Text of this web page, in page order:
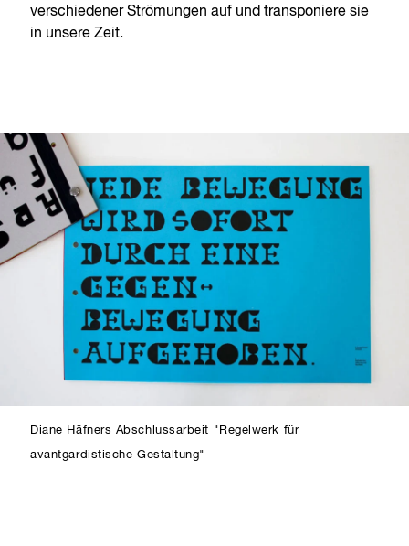
verschiedener Strömungen auf und transponiere sie
in unsere Zeit.
Diane Häfners Abschlussarbeit "Regelwerk für
avantgardistische Gestaltung"